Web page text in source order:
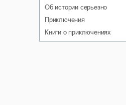
об истории серьезно
приключения
книги о приключениях